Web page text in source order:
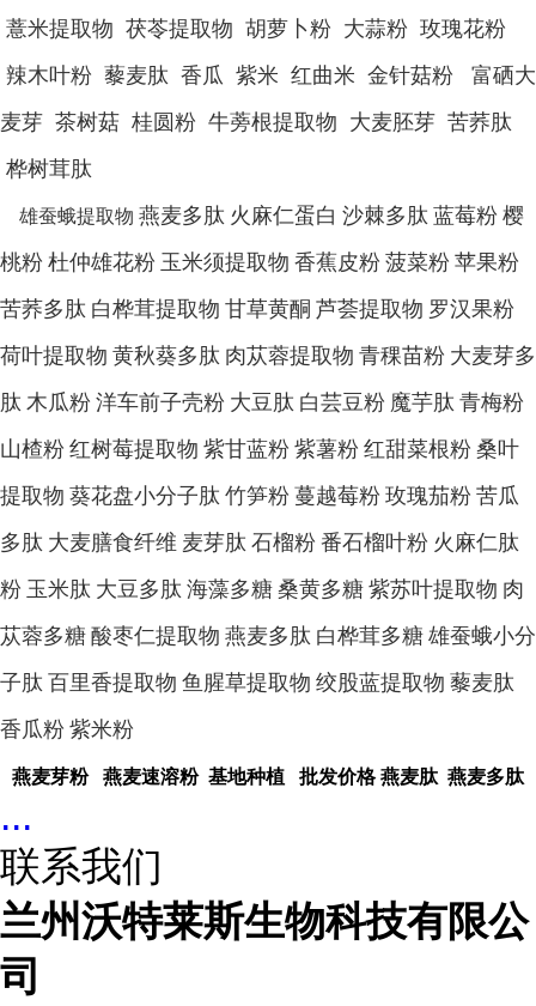
薏米提取物 茯苓提取物 胡萝卜粉 大蒜粉 玫瑰花粉
辣木叶粉 藜麦肽 香瓜 紫米 红曲米 金针菇粉 富硒大
麦芽 茶树菇 桂圆粉 牛蒡根提取物 大麦胚芽 苦荞肽
桦树茸肽
雄蚕蛾提取物 燕麦多肽 火麻仁蛋白 沙棘多肽 蓝莓粉 樱
桃粉 杜仲雄花粉 玉米须提取物 香蕉皮粉 菠菜粉 苹果粉
苦荞多肽 白桦茸提取物 甘草黄酮 芦荟提取物 罗汉果粉
荷叶提取物 黄秋葵多肽 肉苁蓉提取物 青稞苗粉 大麦芽多
肽 木瓜粉 洋车前子壳粉 大豆肽 白芸豆粉 魔芋肽 青梅粉
山楂粉 红树莓提取物 紫甘蓝粉 紫薯粉 红甜菜根粉 桑叶
提取物 葵花盘小分子肽 竹笋粉 蔓越莓粉 玫瑰茄粉 苦瓜
多肽 大麦膳食纤维 麦芽肽 石榴粉 番石榴叶粉 火麻仁肽
粉 玉米肽 大豆多肽 海藻多糖 桑黄多糖 紫苏叶提取物 肉
苁蓉多糖 酸枣仁提取物 燕麦多肽 白桦茸多糖 雄蚕蛾小分
子肽 百里香提取物 鱼腥草提取物 绞股蓝提取物 藜麦肽
香瓜粉 紫米粉
燕麦芽粉 燕麦速溶粉 基地种植 批发价格 燕麦肽 燕麦多肽
...
联系我们
兰州沃特莱斯生物科技有限公
司